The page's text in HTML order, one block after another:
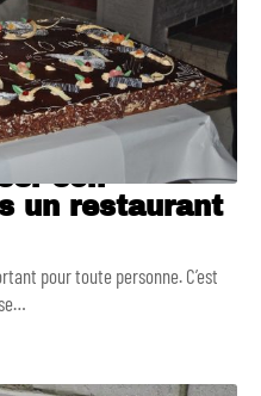
son
un restaurant
pour toute personne. C’est
…